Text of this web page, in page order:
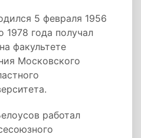
5 февраля 1956
года получал
факультете
Московского
работал